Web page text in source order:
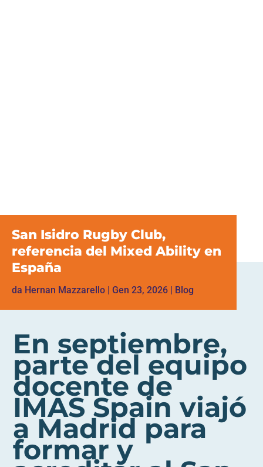
San Isidro Rugby Club,
referencia del Mixed Ability en
España
da Hernan Mazzarello | Gen 23, 2026 | Blog
En septiembre,
parte del equipo
docente de
IMAS Spain viajó
a Madrid para
formar y